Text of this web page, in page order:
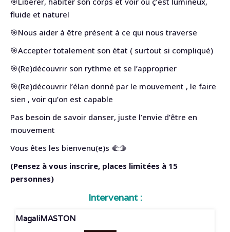
fluide et naturel
🎯Nous aider à être présent à ce qui nous traverse
🎯Accepter totalement son état ( surtout si compliqué)
🎯(Re)découvrir son rythme et se l’approprier
🎯(Re)découvrir l’élan donné par le mouvement , le faire
sien , voir qu’on est capable
Pas besoin de savoir danser, juste l’envie d’être en
mouvement
Vous êtes les bienvenu(e)s 🫲🫱
(Pensez à vous inscrire, places limitées à 15
personnes)
Intervenant :
MagaliMASTON